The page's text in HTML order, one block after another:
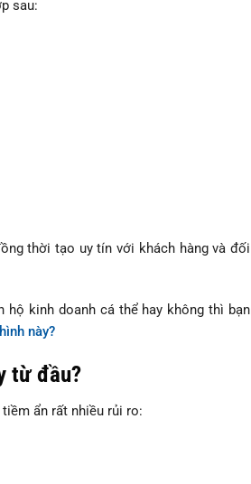
sau:
thời tạo uy tín với khách hàng và đối
kinh doanh cá thể hay không thì bạn
này?
từ đầu?
ẩn rất nhiều rủi ro: